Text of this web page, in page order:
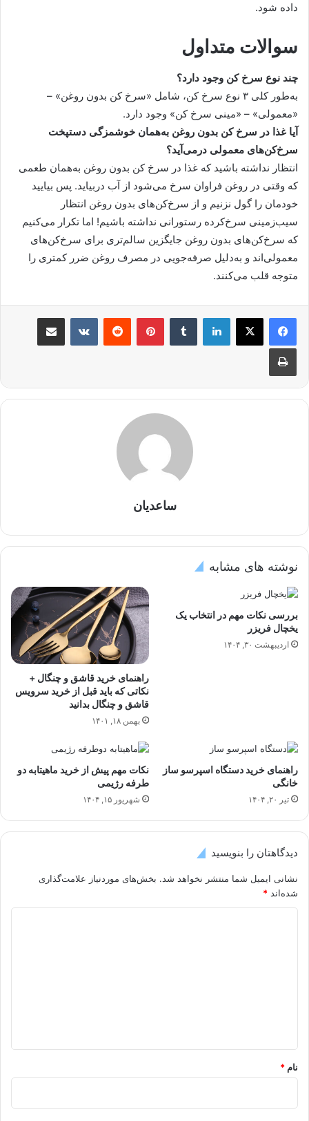
داده شود.
سوالات متداول
چند نوع سرخ کن وجود دارد؟
به‌طور کلی ۳ نوع سرخ کن، شامل «سرخ کن بدون روغن» –
«معمولی» – «مینی سرخ کن»‌ وجود دارد.
آیا غذا در سرخ کن بدون روغن به‌همان خوشمزگی دستپخت
سرخ‌کن‌های معمولی درمی‌آید؟
انتظار نداشته باشید که غذا در سرخ کن بدون روغن به‌همان طعمی
که وقتی در روغن فراوان سرخ می‌شود از آب دربیاید. پس بیایید
خودمان را گول نزنیم و از سرخ‌کن‌های بدون روغن انتظار
سیب‌زمینی سرخ‌کرده رستورانی نداشته باشیم! اما تکرار می‌کنیم
که سرخ‌کن‌های بدون روغن جایگزین سالم‌تری برای سرخ‌کن‌های
معمولی‌اند و به‌دلیل صرفه‌جویی در مصرف روغن ضرر کمتری را
متوجه قلب می‌کنند.
لینکدین ‫تامبلر ‫پین‌ترست‫رددیت ‫VKontakteاشتراک گذاری از طریق ایمیل
چاپ
ساعدیان
نوشته های مشابه
بررسی نکات مهم در انتخاب یک
یخچال فریزر
اردیبهشت ۳۰, ۱۴۰۴
راهنمای خرید قاشق و چنگال +
نکاتی که باید قبل از خرید سرویس
قاشق و چنگال بدانید
بهمن ۱۸, ۱۴۰۱
راهنمای خرید دستگاه اسپرسو ساز
خانگی
تیر ۲۰, ۱۴۰۴
نکات مهم پیش از خرید ماهیتابه دو
طرفه رژیمی
شهریور ۱۵, ۱۴۰۴
دیدگاهتان را بنویسید
نشانی ایمیل شما منتشر نخواهد شد. بخش‌های موردنیاز علامت‌گذاری
شده‌اند *
نام *